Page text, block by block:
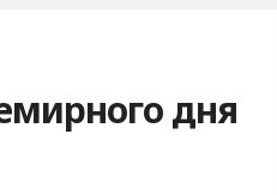
дня